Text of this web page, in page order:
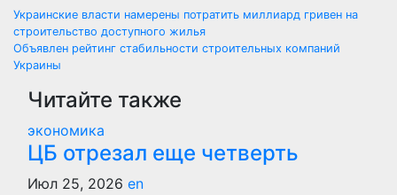
Навигация
по
записям
Украинские власти намерены потратить миллиард гривен на
строительство доступного жилья
Объявлен рейтинг стабильности строительных компаний
Украины
Читайте также
экономика
ЦБ отрезал еще четверть
Июл 25, 2026 en